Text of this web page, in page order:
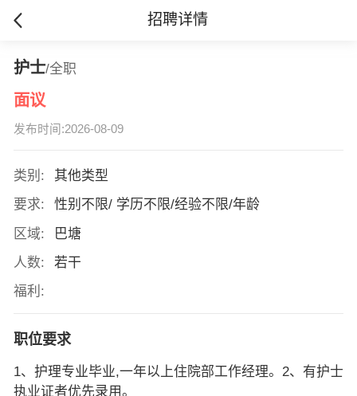
招聘详情
护士/全职
面议
发布时间:2026-08-09
类别:
其他类型
要求:
性别不限/ 学历不限/经验不限/年龄
区域:
巴塘
人数:
若干
福利:
职位要求
1、护理专业毕业,一年以上住院部工作经理。2、有护士
执业证者优先录用。